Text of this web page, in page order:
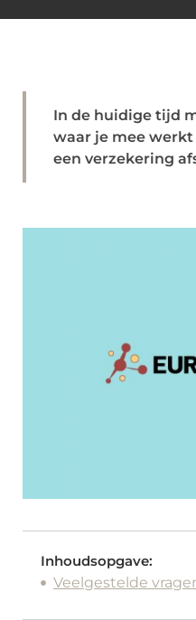
In de huidige tijd
waar je mee
een verzekering
Inhoudsopgave:
Veelgestelde